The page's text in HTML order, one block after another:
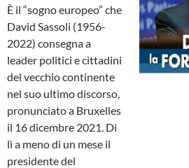
È il “sogno europeo” che
David Sassoli (1956-
2022) consegna a
leader politici e cittadini
del vecchio continente
nel suo ultimo discorso,
pronunciato a Bruxelles
il 16 dicembre 2021. Di
lì a meno di un mese il
presidente del